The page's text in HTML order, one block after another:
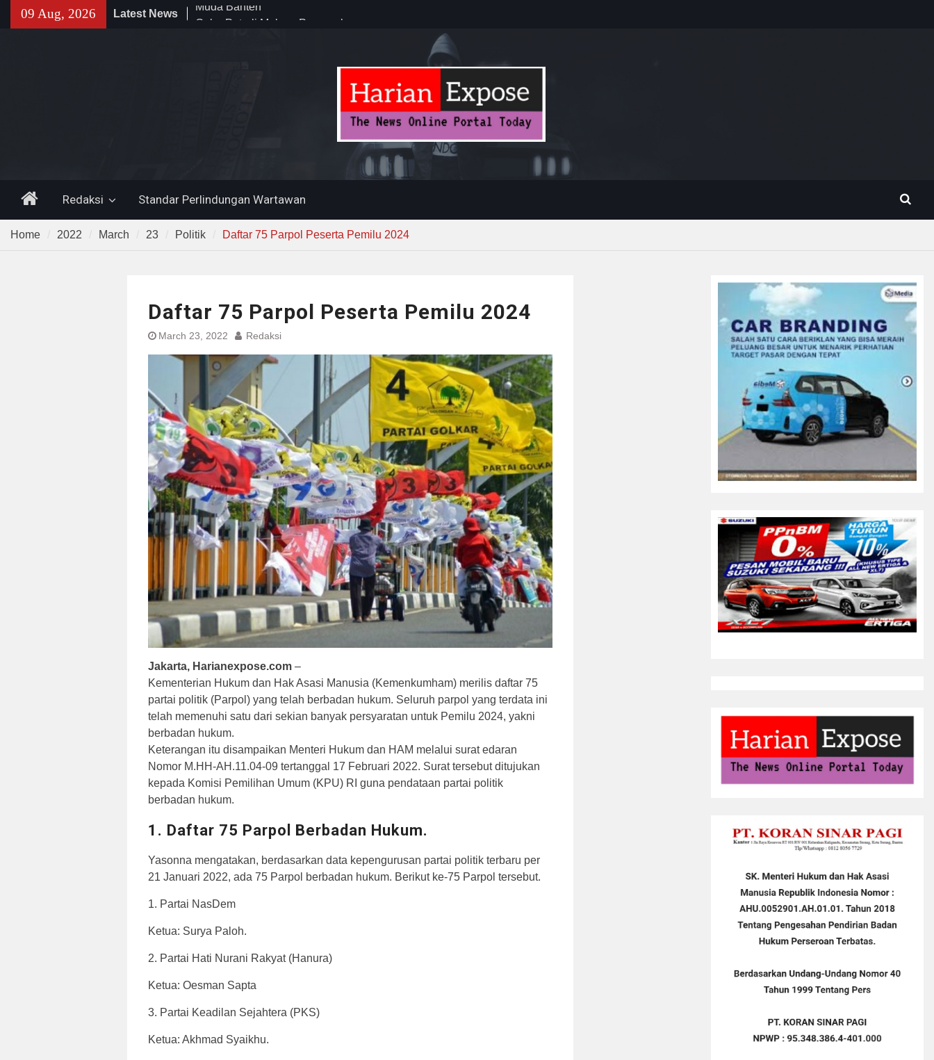
09 Aug, 2026 Latest News
Gelar Patroli Malam, Personel
Dewa United Basketball Academy
Jadi Wadah Pembinaan Talenta
HomeRedaksi Standar Perlindungan Wartawan
Home 2022 March 23 Politik Daftar 75 Parpol Peserta Pemilu 2024
Daftar 75 Parpol Peserta Pemilu 2024
March 23, 2022 Redaksi
Jakarta, Harianexpose.com –
Kementerian Hukum dan Hak Asasi Manusia (Kemenkumham) merilis daftar 75
partai politik (Parpol) yang telah berbadan hukum. Seluruh parpol yang terdata ini
telah memenuhi satu dari sekian banyak persyaratan untuk Pemilu 2024, yakni
berbadan hukum.
Keterangan itu disampaikan Menteri Hukum dan HAM melalui surat edaran
Nomor M.HH-AH.11.04-09 tertanggal 17 Februari 2022. Surat tersebut ditujukan
kepada Komisi Pemilihan Umum (KPU) RI guna pendataan partai politik
berbadan hukum.
1. Daftar 75 Parpol Berbadan Hukum.
Yasonna mengatakan, berdasarkan data kepengurusan partai politik terbaru per
21 Januari 2022, ada 75 Parpol berbadan hukum. Berikut ke-75 Parpol tersebut.
1. Partai NasDem
Ketua: Surya Paloh.
2. Partai Hati Nurani Rakyat (Hanura)
Ketua: Oesman Sapta
3. Partai Keadilan Sejahtera (PKS)
Ketua: Akhmad Syaikhu.